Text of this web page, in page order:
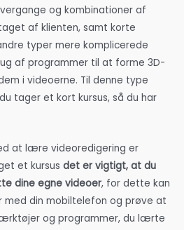
og kombinationer af
af klienten, samt korte
typer mere komplicerede
af programmer til at forme 3D-
i videoerne. Til denne type
tager et kort kursus, så du har
at lære videoredigering er
et kursus det er vigtigt, at du
dine egne videoer, for dette kan
din mobiltelefon og prøve at
og programmer, du lærte